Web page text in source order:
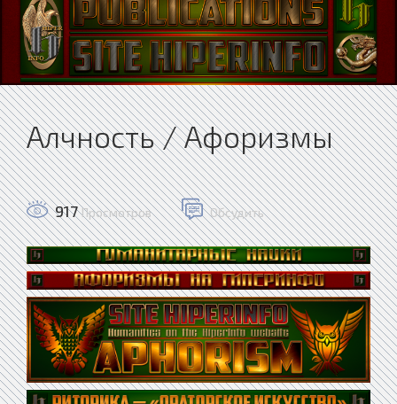
Алчность / Афоризмы
917 Просмотров Обсудить